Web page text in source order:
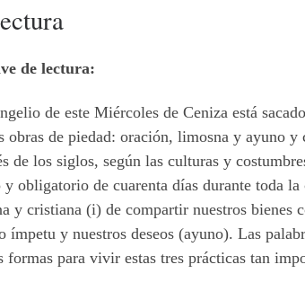
de lectura:
de este Miércoles de Ceniza está
obras de piedad: oración, limosna y ayuno
de los siglos, según las culturas y
y obligatorio de cuarenta días durante toda
y cristiana (i) de compartir nuestros
ímpetu y nuestros deseos (ayuno). Las
formas para vivir estas tres prácticas tan